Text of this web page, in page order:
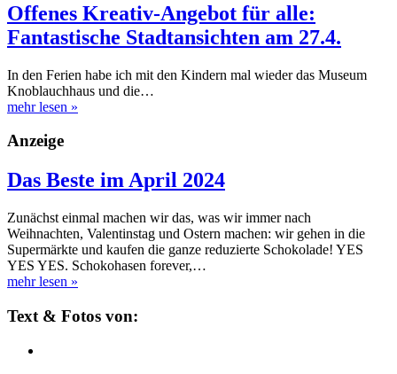
Offenes Kreativ-Angebot für alle:
Fantastische Stadtansichten am 27.4.
In den Ferien habe ich mit den Kindern mal wieder das Museum
Knoblauchhaus und die…
mehr lesen »
Anzeige
Das Beste im April 2024
Zunächst einmal machen wir das, was wir immer nach
Weihnachten, Valentinstag und Ostern machen: wir gehen in die
Supermärkte und kaufen die ganze reduzierte Schokolade! YES
YES YES. Schokohasen forever,…
mehr lesen »
Text & Fotos von: